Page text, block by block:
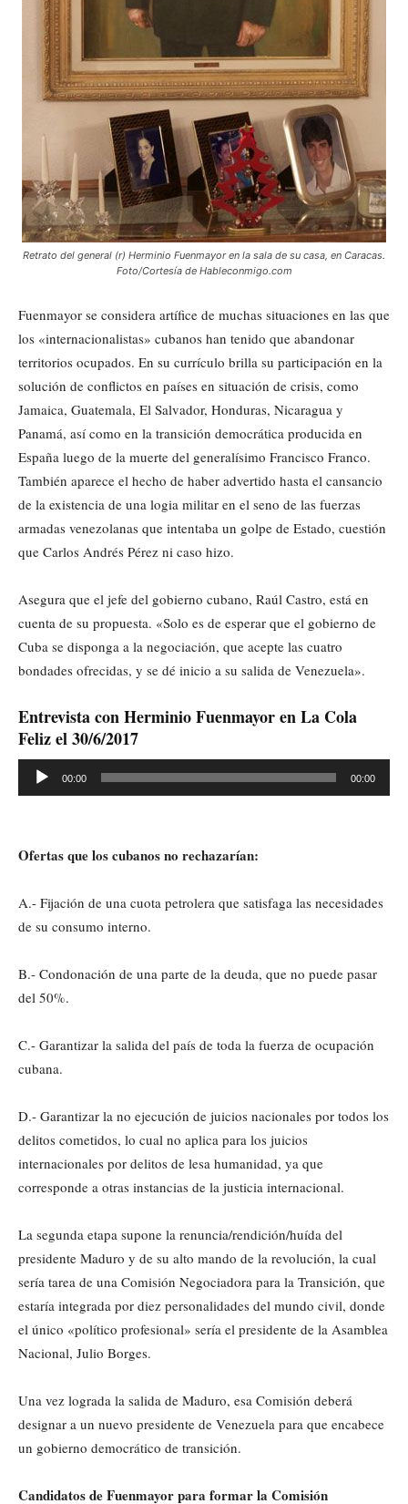
Retrato del general (r) Herminio Fuenmayor en la sala de su casa, en Caracas.
Foto/Cortesía de Hableconmigo.com
Fuenmayor se considera artífice de muchas situaciones en las que
los «internacionalistas» cubanos han tenido que abandonar
territorios ocupados. En su currículo brilla su participación en la
solución de conflictos en países en situación de crisis, como
Jamaica, Guatemala, El Salvador, Honduras, Nicaragua y
Panamá, así como en la transición democrática producida en
España luego de la muerte del generalísimo Francisco Franco.
También aparece el hecho de haber advertido hasta el cansancio
de la existencia de una logia militar en el seno de las fuerzas
armadas venezolanas que intentaba un golpe de Estado, cuestión
que Carlos Andrés Pérez ni caso hizo.
Asegura que el jefe del gobierno cubano, Raúl Castro, está en
cuenta de su propuesta. «Solo es de esperar que el gobierno de
Cuba se disponga a la negociación, que acepte las cuatro
bondades ofrecidas, y se dé inicio a su salida de Venezuela».
Entrevista con Herminio Fuenmayor en La Cola
Feliz el 30/6/2017
Reproductor
de
00:00 00:00
Ofertas que los cubanos no rechazarían:
A.- Fijación de una cuota petrolera que satisfaga las necesidades
de su consumo interno.
B.- Condonación de una parte de la deuda, que no puede pasar
del 50%.
C.- Garantizar la salida del país de toda la fuerza de ocupación
cubana.
D.- Garantizar la no ejecución de juicios nacionales por todos los
delitos cometidos, lo cual no aplica para los juicios
internacionales por delitos de lesa humanidad, ya que
corresponde a otras instancias de la justicia internacional.
La segunda etapa supone la renuncia/rendición/huída del
presidente Maduro y de su alto mando de la revolución, la cual
sería tarea de una Comisión Negociadora para la Transición, que
estaría integrada por diez personalidades del mundo civil, donde
el único «político profesional» sería el presidente de la Asamblea
Nacional, Julio Borges.
Una vez lograda la salida de Maduro, esa Comisión deberá
designar a un nuevo presidente de Venezuela para que encabece
un gobierno democrático de transición.
Candidatos de Fuenmayor para formar la Comisión